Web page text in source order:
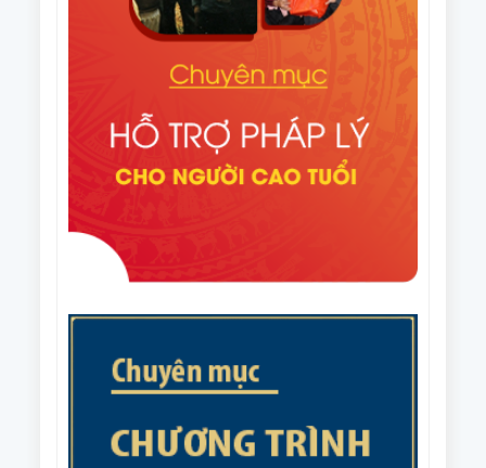
Thường vụ Trung ương Hội NCT Việt Nam về việc
lập kế hoạch thực hiện Đề án nhân rộng câu lạc bộ
Thủ tướng Chính phủ Phê duyệt Đề án nhân rộng
Văn bản số 215/CV-HNCT/BCS ngày 31/7/2025 của
Ban Thường vụ Trung ương Hội NCT Việt Nam về
việc phối hợp tổ chức Giải cầu lông trung cao tuổi
quốc gia năm 2025.
Văn bản số 187/BTV-HNCT ngày 8/7/2025 của Ban